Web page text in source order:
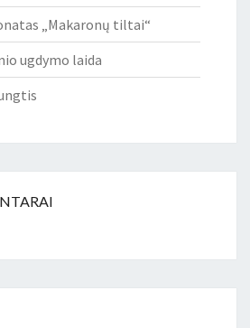
„Makaronų tiltai“
ugdymo laida